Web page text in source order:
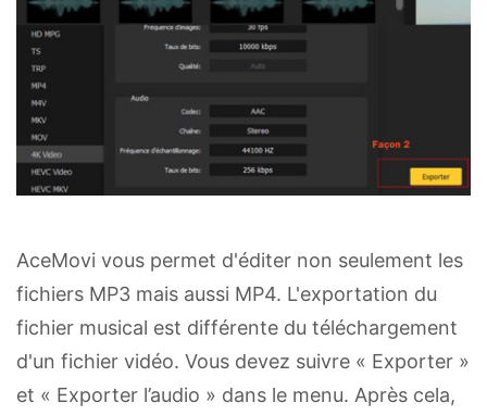
AceMovi vous permet d'éditer non seulement les
fichiers MP3 mais aussi MP4. L'exportation du
fichier musical est différente du téléchargement
d'un fichier vidéo. Vous devez suivre « Exporter »
et « Exporter l’audio » dans le menu. Après cela,